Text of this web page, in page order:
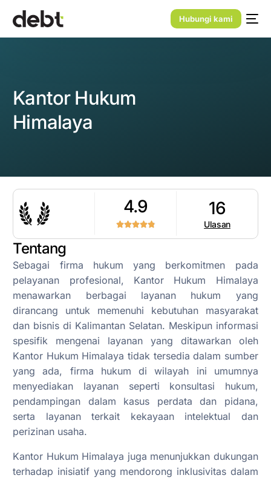
Hubungi kami
Kantor Hukum
Himalaya
4.9 16
Ulasan
Tentang
Sebagai firma hukum yang berkomitmen pada
pelayanan profesional, Kantor Hukum Himalaya
menawarkan berbagai layanan hukum yang
dirancang untuk memenuhi kebutuhan masyarakat
dan bisnis di Kalimantan Selatan. Meskipun informasi
spesifik mengenai layanan yang ditawarkan oleh
Kantor Hukum Himalaya tidak tersedia dalam sumber
yang ada, firma hukum di wilayah ini umumnya
menyediakan layanan seperti konsultasi hukum,
pendampingan dalam kasus perdata dan pidana,
serta layanan terkait kekayaan intelektual dan
perizinan usaha.
Kantor Hukum Himalaya juga menunjukkan dukungan
terhadap inisiatif yang mendorong inklusivitas dalam